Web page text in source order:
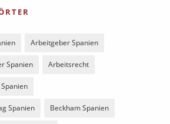
Arbeitgeber Spanien
Spanien Arbeitsrecht
Spanien Beckham Spanien